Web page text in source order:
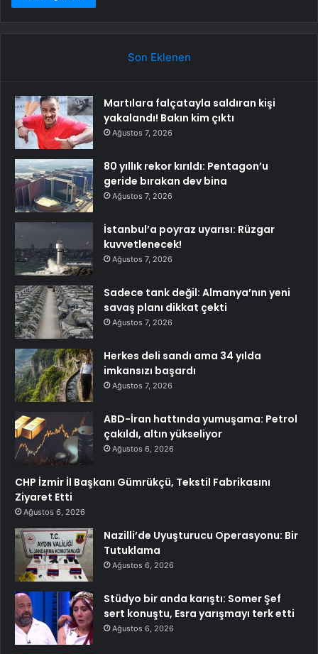
Son Eklenen
Martılara falçatayla saldıran kişi
yakalandı! Bakın kim çıktı
Ağustos 7, 2026
80 yıllık rekor kırıldı: Pentagon’u
geride bırakan dev bina
Ağustos 7, 2026
İstanbul’a poyraz uyarısı: Rüzgar
kuvvetlenecek!
Ağustos 7, 2026
Sadece tank değil: Almanya’nın yeni
savaş planı dikkat çekti
Ağustos 7, 2026
Herkes deli sandı ama 34 yılda
imkansızı başardı
Ağustos 7, 2026
ABD-İran hattında yumuşama: Petrol
çakıldı, altın yükseliyor
Ağustos 6, 2026
CHP İzmir İl Başkanı Gümrükçü, Tekstil Fabrikasını
Ziyaret Etti
Ağustos 6, 2026
Nazilli’de Uyuşturucu Operasyonu: Bir
Tutuklama
Ağustos 6, 2026
Stüdyo bir anda karıştı: Somer Şef
sert konuştu, Esra yarışmayı terk etti
Ağustos 6, 2026